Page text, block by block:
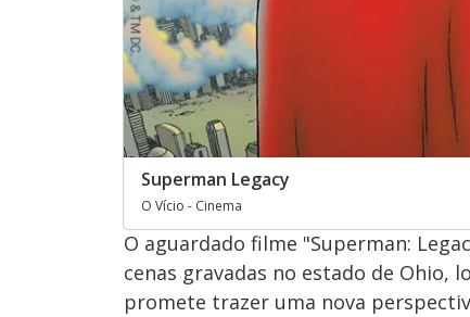
Superman Legacy
O Vício - Cinema
O aguardado filme "Superman:
cenas gravadas no estado de Ohio,
promete trazer uma nova